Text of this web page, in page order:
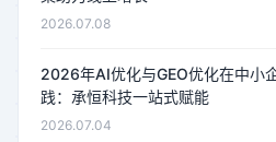
2026.07.08
2026年AI优化与GEO优化在中小
践：承恒科技一站式赋能
2026.07.04